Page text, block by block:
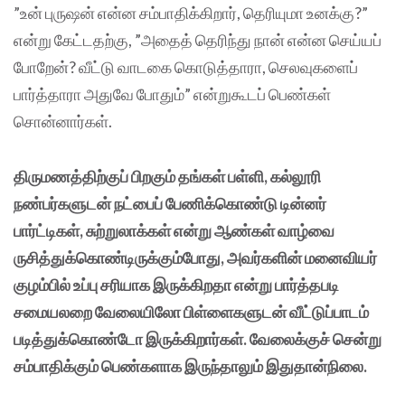
”உன் புருஷன் என்ன சம்பாதிக்கிறார், தெரியுமா உனக்கு?”
என்று கேட்டதற்கு, ”அதைத் தெரிந்து நான் என்ன செய்யப்
போறேன்? வீட்டு வாடகை கொடுத்தாரா, செலவுகளைப்
பார்த்தாரா அதுவே போதும்” என்றுகூடப் பெண்கள்
சொன்னார்கள்.
திருமணத்திற்குப் பிறகும் தங்கள் பள்ளி, கல்லூரி
நண்பர்களுடன் நட்பைப் பேணிக்கொண்டு டின்னர்
பார்ட்டிகள், சுற்றுலாக்கள் என்று ஆண்கள் வாழ்வை
ருசித்துக்கொண்டிருக்கும்போது, அவர்களின் மனைவியர்
குழம்பில் உப்பு சரியாக இருக்கிறதா என்று பார்த்தபடி
சமையலறை வேலையிலோ பிள்ளைகளுடன் வீட்டுப்பாடம்
படித்துக்கொண்டோ இருக்கிறார்கள். வேலைக்குச் சென்று
சம்பாதிக்கும் பெண்களாக இருந்தாலும் இதுதான்நிலை.